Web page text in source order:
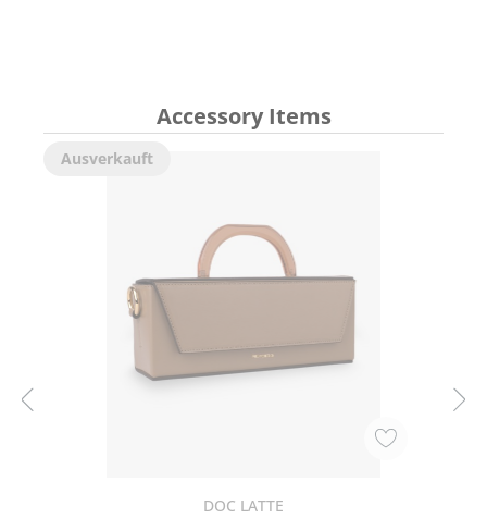
Accessory Items
Ausverkauft
DOC LATTE